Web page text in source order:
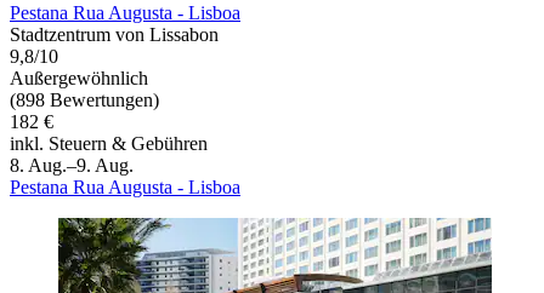
Pestana Rua Augusta - Lisboa
Stadtzentrum von Lissabon
9,8/10
Außergewöhnlich
(898 Bewertungen)
182 €
inkl. Steuern & Gebühren
8. Aug.–9. Aug.
Pestana Rua Augusta - Lisboa